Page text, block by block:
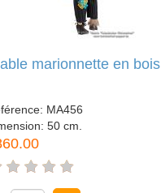
marionnette en bois
MA456
50 cm.